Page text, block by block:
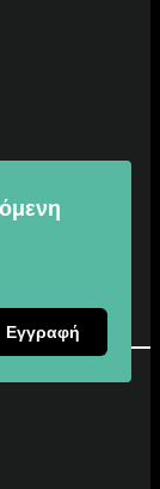
Εγγραφή